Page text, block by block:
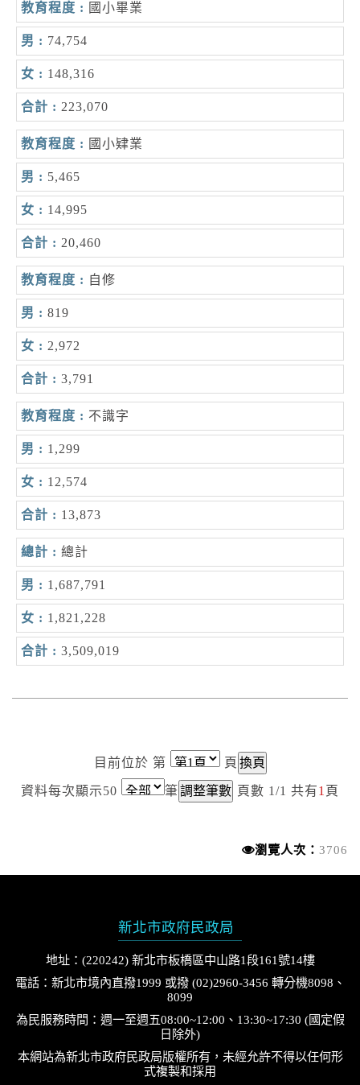
國小畢業
74,754
148,316
223,070
國小肄業
5,465
14,995
20,460
自修
819
2,972
3,791
不識字
1,299
12,574
13,873
總計
1,687,791
1,821,228
3,509,019
目前位於 第 頁
資料每次顯示50 筆 頁數 1/1 共有1 頁
瀏覽人次： 3706
新北市政府民政局
地址：(220242) 新北市板橋區中山路1段161號14樓
電話：新北市境內直撥1999 或撥 (02)2960-3456 轉分機8098、
8099
為民服務時間：週一至週五08:00~12:00、13:30~17:30 (國定假
日除外)
本網站為新北市政府民政局版權所有，未經允許不得以任何形
式複製和採用